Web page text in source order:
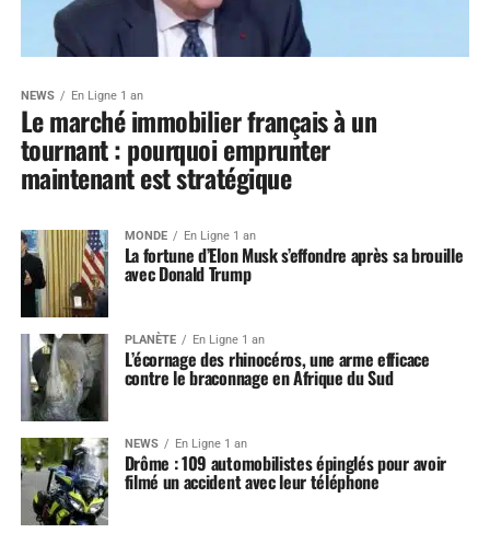
NEWS En Ligne 1 an
Le marché immobilier français à un
tournant : pourquoi emprunter
maintenant est stratégique
MONDE En Ligne 1 an
La fortune d’Elon Musk s’effondre après sa brouille
avec Donald Trump
PLANÈTE En Ligne 1 an
L’écornage des rhinocéros, une arme efficace
contre le braconnage en Afrique du Sud
NEWS En Ligne 1 an
Drôme : 109 automobilistes épinglés pour avoir
filmé un accident avec leur téléphone